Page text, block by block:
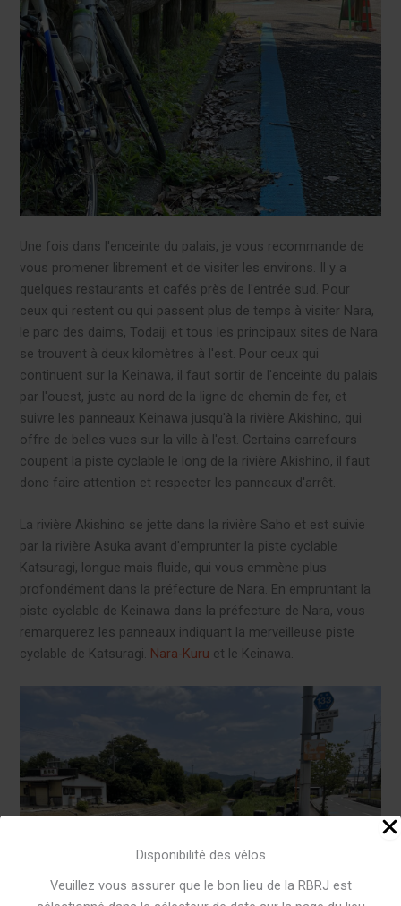
Disponibilité des vélos
Veuillez vous assurer que le bon lieu de la RBRJ est
Une fois dans l'enceinte du palais, je vous recommande de
vous promener librement et de visiter les environs. Il y a
quelques restaurants et cafés près de l'entrée sud. Pour
ceux qui restent ou qui passent plus de temps à visiter Nara,
le parc des daims, Todaiji et tous les principaux sites de Nara
se trouvent à deux kilomètres à l'est. Pour ceux qui
continuent sur la Keinawa, il faut sortir de l'enceinte du palais
par l'ouest, juste au nord de la ligne de chemin de fer, et
suivre les panneaux Keinawa jusqu'à la rivière Akishino, qui
offre de belles vues sur la ville à l'est. Certains carrefours
coupent la piste cyclable le long de la rivière Akishino, il faut
donc faire attention et respecter les panneaux d'arrêt.
La rivière Akishino se jette dans la rivière Saho et est suivie
par la rivière Asuka avant d'emprunter la piste cyclable
Katsuragi, longue mais fluide, qui vous emmène plus
profondément dans la préfecture de Nara. En empruntant la
piste cyclable de Keinawa dans la préfecture de Nara, vous
remarquerez les panneaux indiquant la merveilleuse piste
cyclable de Katsuragi. Nara-Kuru et le Keinawa.